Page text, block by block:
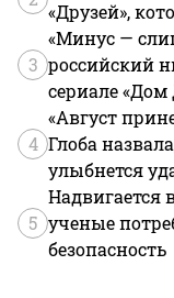
«Друзей»,
3
«Минус —
российский
сериале
4
«Август
Глоба
улыбнется
5
Надвигается
ученые
безопасность